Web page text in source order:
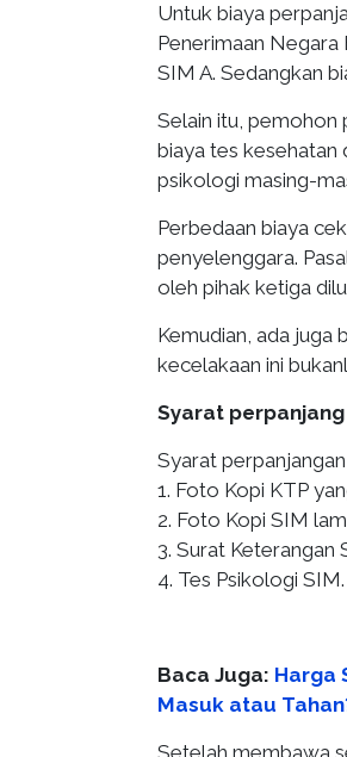
Untuk biaya
Penerimaan Negara
SIM A. Sedangkan
Selain itu, pemohon
biaya tes kesehatan
psikologi masing-
Perbedaan biaya
penyelenggara.
oleh pihak ketiga
Kemudian, ada juga
kecelakaan ini
Syarat perpanjang
Syarat
1. Foto Kopi KTP
2. Foto Kopi SIM
3. Surat Keterangan
4. Tes Psikologi SIM.
Baca Juga: Harga
Masuk atau
Setelah membawa